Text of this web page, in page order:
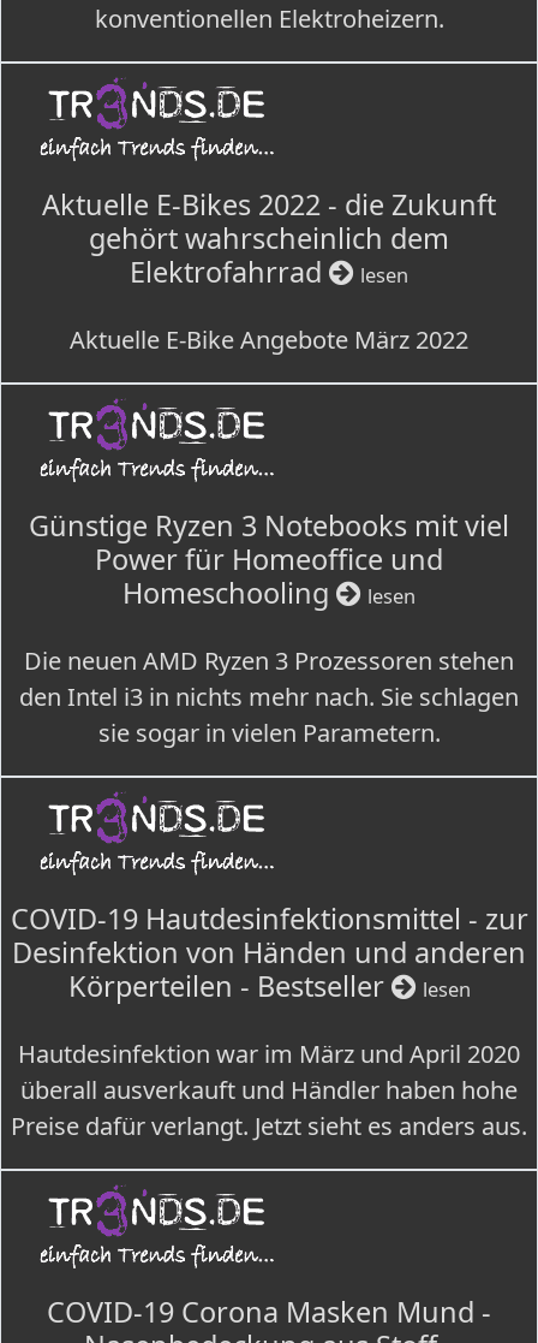
konventionellen Elektroheizern.
Aktuelle E-Bikes 2022 - die Zukunft
gehört wahrscheinlich dem
Elektrofahrrad
lesen
Aktuelle E-Bike Angebote März 2022
Günstige Ryzen 3 Notebooks mit viel
Power für Homeoffice und
Homeschooling
lesen
Die neuen AMD Ryzen 3 Prozessoren stehen
den Intel i3 in nichts mehr nach. Sie schlagen
sie sogar in vielen Parametern.
COVID-19 Hautdesinfektionsmittel - zur
Desinfektion von Händen und anderen
Körperteilen - Bestseller
lesen
Hautdesinfektion war im März und April 2020
überall ausverkauft und Händler haben hohe
Preise dafür verlangt. Jetzt sieht es anders aus.
COVID-19 Corona Masken Mund -